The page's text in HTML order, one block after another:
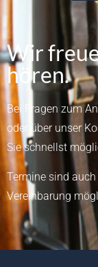
Wir
hören.
Bei Fragen zum
oder über unser
Sie schnellst
Termine sind
Vereinbarung